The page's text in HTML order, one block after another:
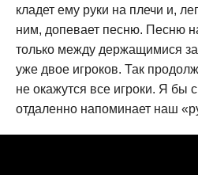
кладет ему руки на плечи и,
ним, допевает песню. Песню
только между держащимися
уже двое игроков. Так
не окажутся все игроки. Я бы
отдаленно напоминает наш